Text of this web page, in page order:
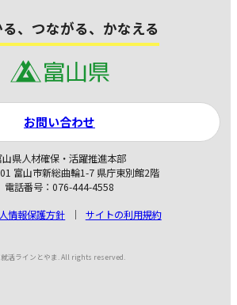
、つながる、かなえる
山県人材確保・活躍推進本部
富山市新総曲輪1-7 県庁東別館2階
電話番号：076-444-4558
情報保護方針
サイトの利用規約
お問い合わせ
活ラインとやま. All rights reserved.